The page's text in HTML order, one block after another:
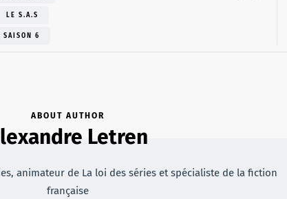
LE S.A.S
SAISON 6
ABOUT AUTHOR
Letren
animateur de La loi des séries et spécialiste de la fiction
française